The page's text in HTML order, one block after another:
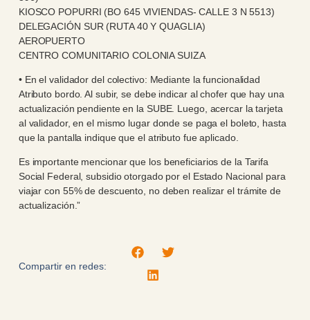
KIOSCO POPURRI (BO 645 VIVIENDAS- CALLE 3 N 5513)
DELEGACIÓN SUR (RUTA 40 Y QUAGLIA)
AEROPUERTO
CENTRO COMUNITARIO COLONIA SUIZA
• En el validador del colectivo: Mediante la funcionalidad
Atributo bordo. Al subir, se debe indicar al chofer que hay una
actualización pendiente en la SUBE. Luego, acercar la tarjeta
al validador, en el mismo lugar donde se paga el boleto, hasta
que la pantalla indique que el atributo fue aplicado.
Es importante mencionar que los beneficiarios de la Tarifa
Social Federal, subsidio otorgado por el Estado Nacional para
viajar con 55% de descuento, no deben realizar el trámite de
actualización.”
Compartir en redes: